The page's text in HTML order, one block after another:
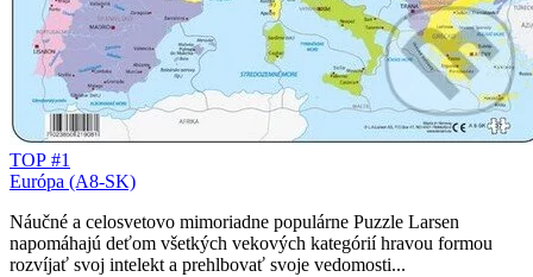
TOP #1
Európa (A8-SK)
Náučné a celosvetovo mimoriadne populárne Puzzle Larsen
napomáhajú deťom všetkých vekových kategórií hravou formou
rozvíjať svoj intelekt a prehlbovať svoje vedomosti...